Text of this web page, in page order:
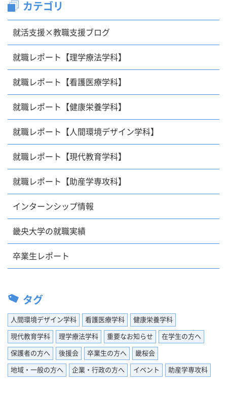
カテゴリ
就活支援×教職支援ブログ
就職レポート【理学療法学科】
就職レポート【看護医療学科】
就職レポート【健康栄養学科】
就職レポート【人間環境デザイン学科】
就職レポート【現代教育学科】
就職レポート【助産学専攻科】
インターンシップ情報
畿央大学の就職実績
卒業生レポート
タグ
人間環境デザイン学科 看護医療学科 健康栄養学科
現代教育学科 理学療法学科 重要なお知らせ 在学生の方へ
保護者の方へ 後援会 卒業生の方へ 畿桜会
地域・一般の方へ 企業・行政の方へ イベント 助産学専攻科